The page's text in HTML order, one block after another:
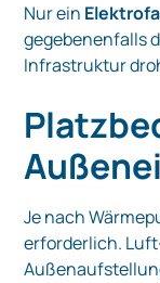
Nur ein
gegebenenfalls
Infrastruktur
Je nach
erforderlich.